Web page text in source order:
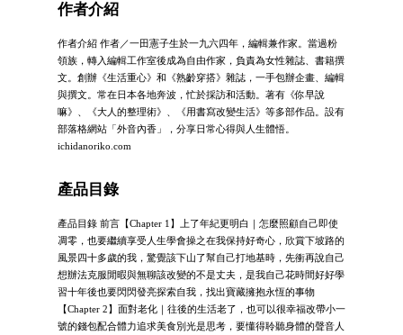
作者介紹
作者介紹 作者／一田憲子生於一九六四年，編輯兼作家。當過粉
領族，轉入編輯工作室後成為自由作家，負責為女性雜誌、書籍撰
文。創辦《生活重心》和《熟齡穿搭》雜誌，一手包辦企畫、編輯
與撰文。常在日本各地奔波，忙於採訪和活動。著有《你早說
嘛》、《大人的整理術》、《用書寫改變生活》等多部作品。設有
部落格網站「外音內香」，分享日常心得與人生體悟。
ichidanoriko.com
產品目錄
產品目錄 前言【Chapter 1】上了年紀更明白｜怎麼照顧自己即使
凋零，也要繼續享受人生學會操之在我保持好奇心，欣賞下坡路的
風景四十多歲的我，驚覺該下山了幫自己打地基時，先衝再說自己
想辦法克服閒暇與無聊該改變的不是丈夫，是我自己花時間好好學
習十年後也要閃閃發亮探索自我，找出寶藏擁抱永恆的事物
【Chapter 2】面對老化｜往後的生活老了，也可以很幸福改帶小一
號的錢包配合體力追求美食別光是思考，要懂得聆聽身體的聲音人